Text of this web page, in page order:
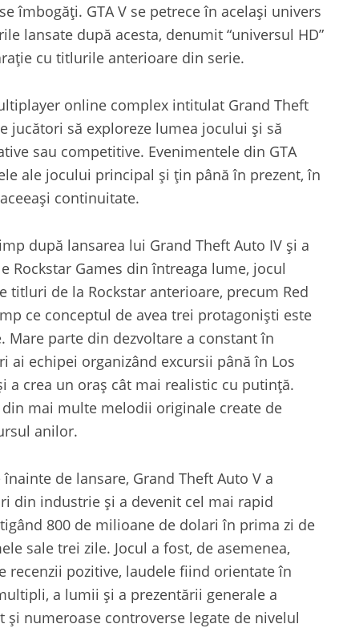
îmbogăți. GTA V se petrece în același univers
lansate după acesta, denumit “universul HD”
cu titlurile anterioare din serie.
online complex intitulat Grand Theft
jucători să exploreze lumea jocului și să
sau competitive. Evenimentele din GTA
ale jocului principal și țin până în prezent, în
continuitate.
după lansarea lui Grand Theft Auto IV și a
Games din întreaga lume, jocul
de la Rockstar anterioare, precum Red
ce conceptul de avea trei protagoniști este
Mare parte din dezvoltare a constant în
echipei organizând excursii până în Los
a crea un oraș cât mai realistic cu putință.
mai multe melodii originale create de
anilor.
de lansare, Grand Theft Auto V a
din industrie și a devenit cel mai rapid
800 de milioane de dolari în prima zi de
sale trei zile. Jocul a fost, de asemenea,
recenzii pozitive, laudele fiind orientate în
a lumii și a prezentării generale a
numeroase controverse legate de nivelul